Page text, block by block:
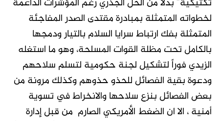
لخطواته المتمثلة بمبادرة مقتدى الصدر المفاجئة
المتمثلة بفك ارتباط سرايا السلام بالتيار ودمجها
بالكامل تحت مظلة القوات المسلحة، وهو ما استغله
الزيدي فوراً لتشكيل لجنة حكومية لتسلم سلاحهم
ودعوة بقية الفصائل للحذو حذوهم وكذلك مرونة من
بعض الفصائل بنزع سلاحها والانخراط في تسوية
أمنية ، الا ان الضغط الأمريكي الصارم من قبل إدارة